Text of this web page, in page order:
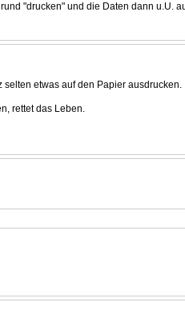
"drucken" und die Daten dann u.U.
etwas auf den Papier ausdrucken.
rettet das Leben.